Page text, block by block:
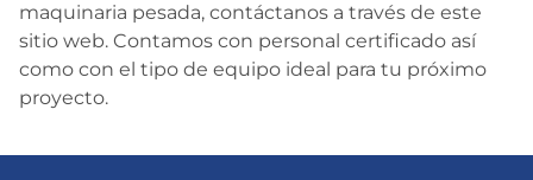
maquinaria pesada, contáctanos a través de este
sitio web. Contamos con personal certificado así
como con el tipo de equipo ideal para tu próximo
proyecto.